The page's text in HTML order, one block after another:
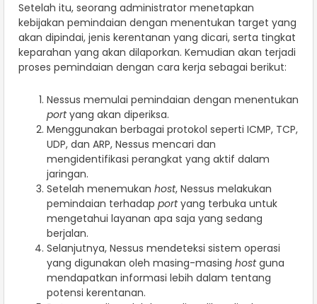
Setelah itu, seorang administrator menetapkan
kebijakan pemindaian dengan menentukan target yang
akan dipindai, jenis kerentanan yang dicari, serta tingkat
keparahan yang akan dilaporkan. Kemudian akan terjadi
proses pemindaian dengan cara kerja sebagai berikut:
Nessus memulai pemindaian dengan menentukan
portyang akan diperiksa.
Menggunakan berbagai protokol seperti ICMP, TCP,
UDP, dan ARP, Nessus mencari dan
mengidentifikasi perangkat yang aktif dalam
jaringan.
Setelah menemukan host, Nessus melakukan
pemindaian terhadap portyang terbuka untuk
mengetahui layanan apa saja yang sedang
berjalan.
Selanjutnya, Nessus mendeteksi sistem operasi
yang digunakan oleh masing-masing hostguna
mendapatkan informasi lebih dalam tentang
potensi kerentanan.